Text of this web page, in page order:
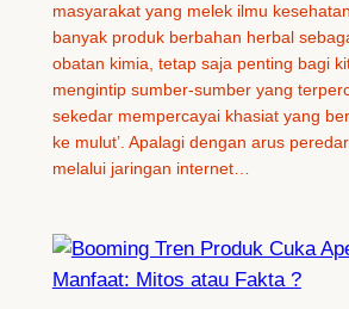
masyarakat yang melek ilmu
banyak produk berbahan herbal
obatan kimia, tetap saja penting bagi
mengintip sumber-sumber yang
sekedar mempercayai khasiat yang
ke mulut’. Apalagi dengan arus
melalui jaringan internet…